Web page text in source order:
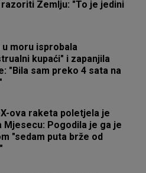
Zemlju: "To je jedini
u moru isprobala
kupaći" i zapanjila
"Bila sam preko 4 sata na
ova raketa poletjela je
Mjesecu: Pogodila je ga je
"sedam puta brže od